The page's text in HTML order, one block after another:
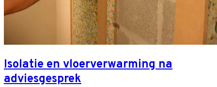
Isolatie en vloerverwarming na
adviesgesprek